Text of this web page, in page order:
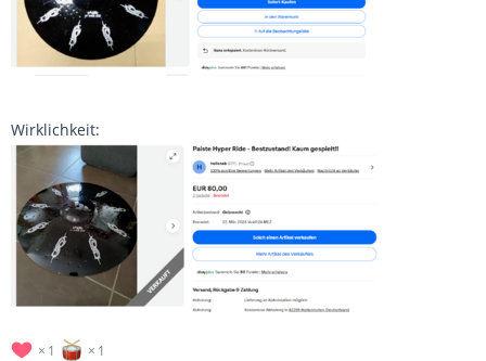
Wirklichkeit:
1 1